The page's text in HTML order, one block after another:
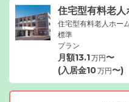
住宅型有料老
住宅型有料老人ホー
標準
プラン
月額13.1万円〜
(入居金10万円〜)